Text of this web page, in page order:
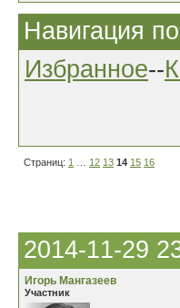
Навигация
Избранное--
Страниц: 1 12 13 14 15 16
2014-11-29
Игорь Мангазеев
Участник